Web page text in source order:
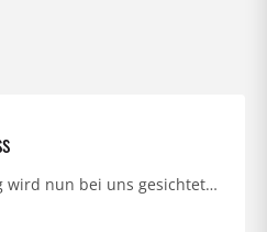
wird nun bei uns gesichtet…